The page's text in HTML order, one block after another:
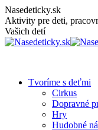
Skip
to
content
Nasedeticky.sk
Aktivity pre deti,
Vašich detí
Tvoríme s deťmi
Cirkus
Dopravné
Hry
Hudobné